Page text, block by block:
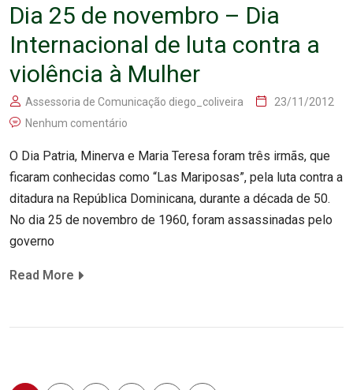
Dia 25 de novembro – Dia
Internacional de luta contra a
violência à Mulher
Assessoria de Comunicação diego_coliveira
23/11/2012
Nenhum comentário
O Dia Patria, Minerva e Maria Teresa foram três irmãs, que
ficaram conhecidas como “Las Mariposas”, pela luta contra a
ditadura na República Dominicana, durante a década de 50.
No dia 25 de novembro de 1960, foram assassinadas pelo
governo
Read More